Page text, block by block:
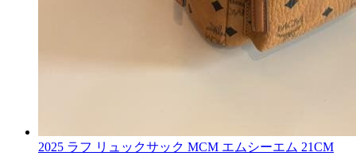
2025 ラフ リュックサック MCM エムシーエム 21CM